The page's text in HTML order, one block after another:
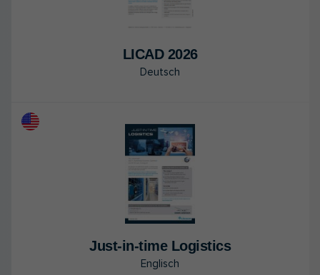
LICAD 2026
Deutsch
Just-in-time Lo­gis­tics
Englisch